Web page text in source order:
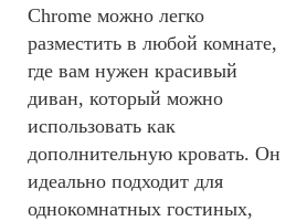
Chrome можно легко
разместить в любой комнате,
где вам нужен красивый
диван, который можно
использовать как
дополнительную кровать. Он
идеально подходит для
однокомнатных гостиных,